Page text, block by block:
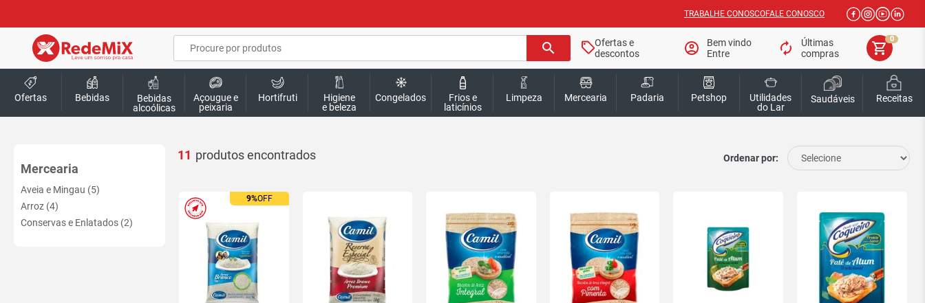
TRABALHE CONOSCOFALE CONOSCO
search
Ofertas e
descontos
account_circle
Bem vindo
Entre
autorenew
Últimas
compras
shopping_cart
0
Ofertas Bebidas
Bebidas
alcoólicas
Açougue e
peixaria
Hortifruti
Higiene
e beleza
Congelados
Frios e
laticínios
Limpeza Mercearia Padaria Petshop
Utilidades
do Lar
Saudáveis Receitas
Mercearia
Aveia e Mingau (5)
Arroz (4)
Conservas e Enlatados (2)
11 Ordenar por:
9%OFF
Ofertas
exclusivas
RedeMiX